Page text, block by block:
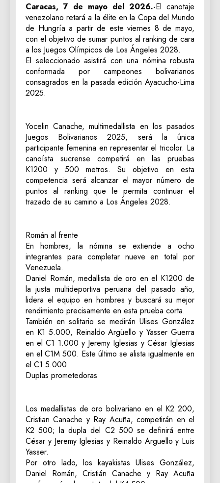
Caracas, 7 de mayo del 2026.-El canotaje
venezolano retará a la élite en la Copa del Mundo
de Hungría a partir de este viernes 8 de mayo,
con el objetivo de sumar puntos al ranking de cara
a los Juegos Olímpicos de Los Ángeles 2028.
El seleccionado asistirá con una nómina robusta
conformada por campeones bolivarianos
consagrados en la pasada edición Ayacucho-Lima
2025.
Yocelin Canache, multimedallista en los pasados
Juegos Bolivarianos 2025, será la única
participante femenina en representar el tricolor. La
canoísta sucrense competirá en las pruebas
K1200 y 500 metros. Su objetivo en esta
competencia será alcanzar el mayor número de
puntos al ranking que le permita continuar el
trazado de su camino a Los Ángeles 2028.
Román al frente
En hombres, la nómina se extiende a ocho
integrantes para completar nueve en total por
Venezuela.
Daniel Román, medallista de oro en el K1200 de
la justa multideportiva peruana del pasado año,
lidera el equipo en hombres y buscará su mejor
rendimiento precisamente en esta prueba corta.
También en solitario se medirán Ulises González
en K1 5.000, Reinaldo Argüello y Yasser Guerra
en el C1 1.000 y Jeremy Iglesias y César Iglesias
en el C1M 500. Este último se alista igualmente en
el C1 5.000.
Duplas prometedoras
Los medallistas de oro bolivariano en el K2 200,
Cristian Canache y Ray Acuña, competirán en el
K2 500; la dupla del C2 500 se definirá entre
César y Jeremy Iglesias y Reinaldo Arguello y Luis
Yasser.
Por otro lado, los kayakistas Ulises González,
Daniel Román, Cristián Canache y Ray Acuña